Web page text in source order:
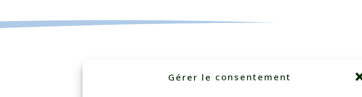
Gérer le consentement